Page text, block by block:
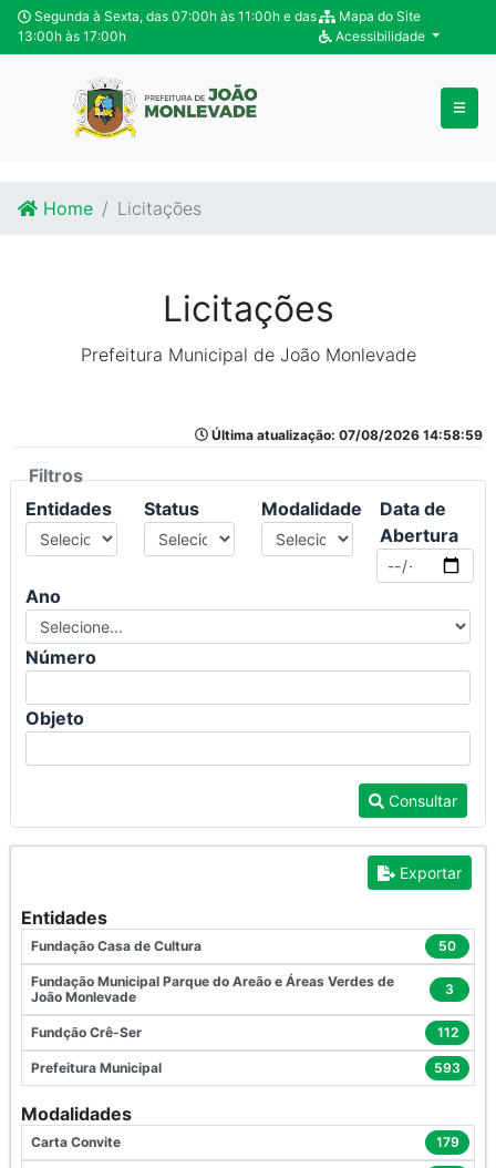
Ir para o conteúdo
Ir para o fim do conteúdo
Segunda à Sexta, das 07:00h às 11:00h e das
13:00h às 17:00h
Mapa do Site
Acessibilidade
Home Licitações
Licitações
Prefeitura Municipal de João Monlevade
Última atualização: 07/08/2026 14:58:59
Filtros
Entidades
Status Modalidade
Data de
Abertura
Ano
Número
Objeto
Consultar
Exportar
Entidades
Fundação Casa de Cultura 50
Fundação Municipal Parque do Areão e Áreas Verdes de
João Monlevade
3
Fundção Crê-Ser 112
Prefeitura Municipal 593
Modalidades
Carta Convite 179